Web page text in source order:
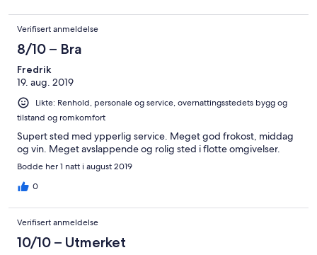
Verifisert anmeldelse
8/10 – Bra
Fredrik
19. aug. 2019
Likte: Renhold, personale og service, overnattingsstedets bygg og
tilstand og romkomfort
Supert sted med ypperlig service. Meget god frokost, middag
og vin. Meget avslappende og rolig sted i flotte omgivelser.
Bodde her 1 natt i august 2019
0
Verifisert anmeldelse
10/10 – Utmerket